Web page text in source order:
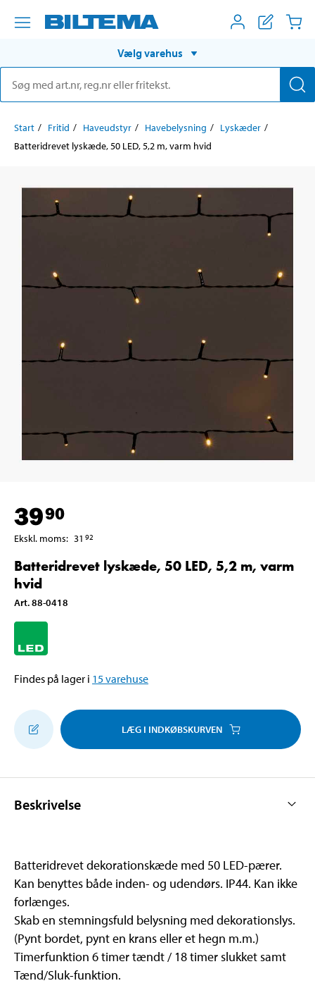
Vælg varehus
Start Fritid Haveudstyr Havebelysning
Lyskæder
Batteridrevet lyskæde, 50 LED, 5,2 m, varm hvid
3990
Ekskl. moms: 31 92
Batteridrevet lyskæde, 50 LED, 5,2 m, varm
hvid
Art.88-0418
Findes på lager i 15varehuse
LÆG I INDKØBSKURVEN
Beskrivelse
Batteridrevet dekorationskæde med 50 LED-pærer.
Kan benyttes både inden- og udendørs. IP44. Kan ikke
forlænges.
Skab en stemningsfuld belysning med dekorationslys.
(Pynt bordet, pynt en krans eller et hegn m.m.)
Timerfunktion 6 timer tændt / 18 timer slukket samt
Tænd/Sluk-funktion.